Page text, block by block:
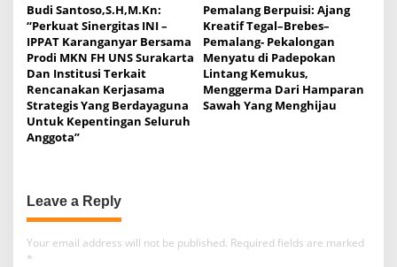
Budi Santoso,S.H,M.Kn:
“Perkuat Sinergitas INI –
IPPAT Karanganyar Bersama
Prodi MKN FH UNS Surakarta
Dan Institusi Terkait
Rencanakan Kerjasama
Strategis Yang Berdayaguna
Untuk Kepentingan Seluruh
Anggota”
Pemalang Berpuisi: Ajang
Kreatif Tegal–Brebes–
Pemalang- Pekalongan
Menyatu di Padepokan
Lintang Kemukus,
Menggerma Dari Hamparan
Sawah Yang Menghijau
Leave a Reply
Your email address will not be published. Required fields are marked
*